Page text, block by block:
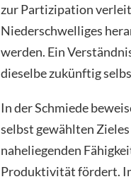
zur Partizipation
Niederschwelliges
werden. Ein
dieselbe zukünftig
In der Schmiede
selbst gewählten
naheliegenden
Produktivität fördert.